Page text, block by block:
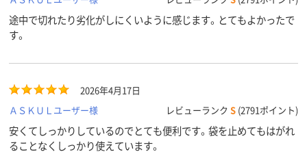
途中で切れたり劣化がしにくいように感じます。とてもよかったで
す。
2026年4月17日
ＡＳＫＵＬユーザー様
レビューランク S (2791ポイント)
安くてしっかりしているのでとても便利です。袋を止めてもはがれ
ることなくしっかり使えています。